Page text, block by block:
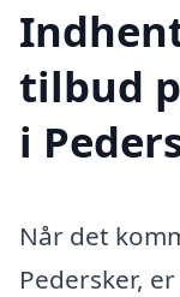
tilbud
i
Når det
Pedersker,